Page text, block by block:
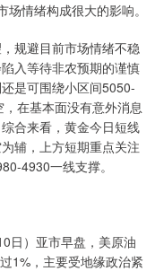
情绪构成很大的影响。
规避目前市场情绪不稳
入等待非农预期的谨慎
是可围绕小区间5050-
在基本面没有意外消息
合来看，黄金今日短线
辅，上方短期重点关注
4930一线支撑。
）亚市早盘，美原油
1%，主要受地缘政治紧